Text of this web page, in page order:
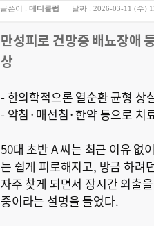
글쓴이 : 메디클럽 날짜 : 2026-03-11 (수)
만성피로 건망증 배뇨장애
상
- 한의학적으론 열순환 균형 상
- 약침·매선침·한약 등으로 치
50대 초반 A 씨는 최근 이유 없
는 쉽게 피로해지고, 방금 하려
자주 찾게 되면서 장시간 외출
중이라는 설명을 들었다.